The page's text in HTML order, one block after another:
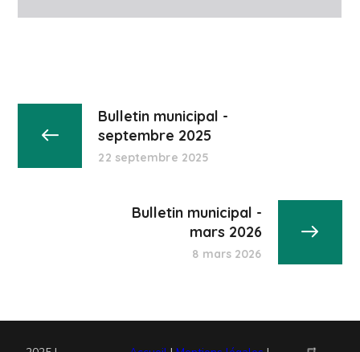
Bulletin municipal -
septembre 2025
22 septembre 2025
Bulletin municipal -
mars 2026
8 mars 2026